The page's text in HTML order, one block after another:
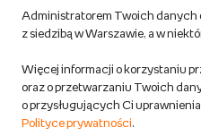
Polityka prywatności empik
Raty u partnerów Empiku
Administratorem Twoich danych
z siedzibą w Warszawie, a w
Więcej informacji o korzystaniu
oraz o przetwarzaniu Twoich
o przysługujących Ci
Polityce prywatności.